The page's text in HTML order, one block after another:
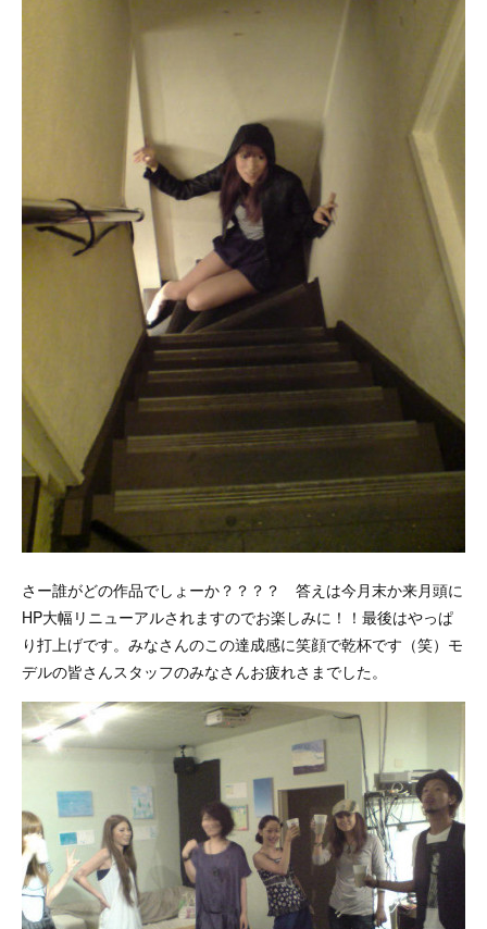
さー誰がどの作品でしょーか？？？？ 答えは今月末か来月頭に
HP大幅リニューアルされますのでお楽しみに！！最後はやっぱ
り打上げです。みなさんのこの達成感に笑顔で乾杯です（笑）モ
デルの皆さんスタッフのみなさんお疲れさまでした。